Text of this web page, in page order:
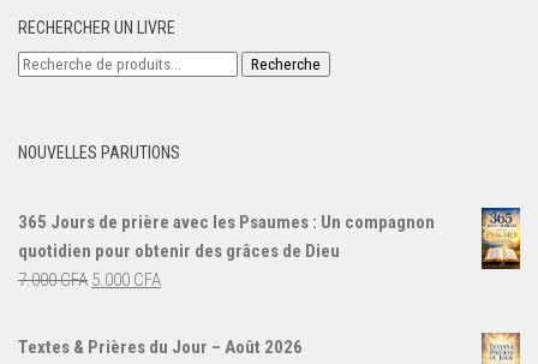
RECHERCHER UN LIVRE
Recherche
Recherche
NOUVELLES PARUTIONS
365 Jours de prière avec les Psaumes : Un compagnon
quotidien pour obtenir des grâces de Dieu
7.000CFA Le
initial
5.000 CFALe
actuel
Textes & Prières du Jour – Août 2026